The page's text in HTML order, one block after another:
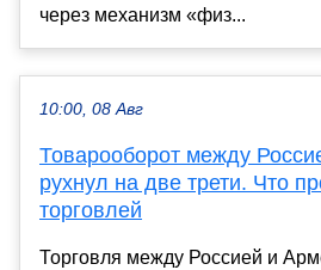
через механизм «физ...
10:00, 08 Авг
Товарооборот между
рухнул на две трети. Что
торговлей
Торговля между Россией и